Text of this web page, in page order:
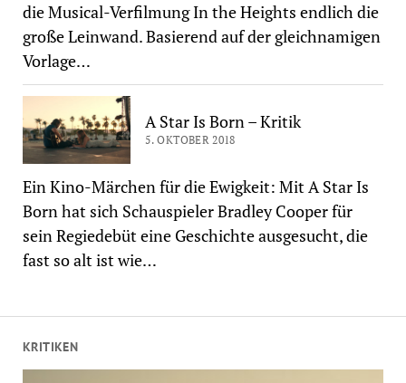
KRITIKEN
die Musical-Verfilmung In the Heights endlich die
große Leinwand. Basierend auf der gleichnamigen
Vorlage…
A Star Is Born – Kritik
5. OKTOBER 2018
Ein Kino-Märchen für die Ewigkeit: Mit A Star Is
Born hat sich Schauspieler Bradley Cooper für
sein Regiedebüt eine Geschichte ausgesucht, die
fast so alt ist wie…